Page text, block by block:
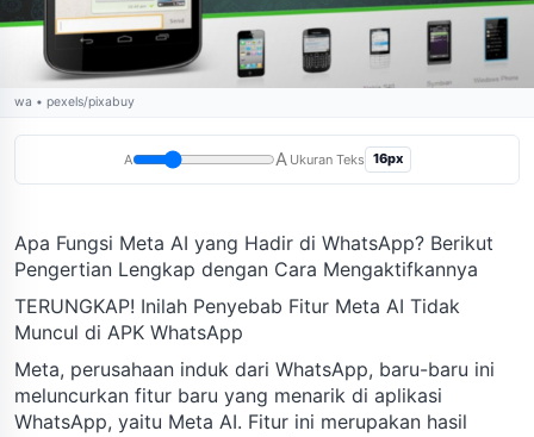
wa • pexels/pixabuy
A A Ukuran Teks 16px
Apa Fungsi Meta AI yang Hadir di WhatsApp? Berikut
Pengertian Lengkap dengan Cara Mengaktifkannya
TERUNGKAP! Inilah Penyebab Fitur Meta AI Tidak
Muncul di APK WhatsApp
Meta, perusahaan induk dari WhatsApp, baru-baru ini
meluncurkan fitur baru yang menarik di aplikasi
WhatsApp, yaitu Meta AI. Fitur ini merupakan hasil